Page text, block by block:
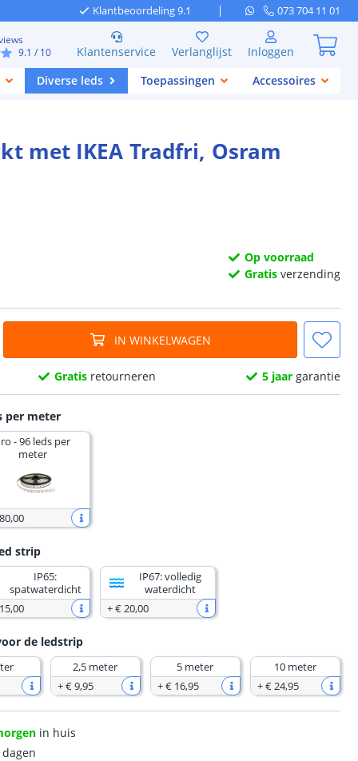
Klantbeoordeling 9.1 073 704 11 01
9.1 / 10 Klantenservice Verlanglijst
Inloggen
Diverse leds Toepassingen Accessoires
met IKEA Tradfri, Osram
Op voorraad
Gratis verzending
IN WINKELWAGEN
Gratis retourneren 5 jaargarantie
per meter
- 96 leds per
meter
,00
strip
IP65:
spatwaterdicht
,00
IP67: volledig
waterdicht
+€ 20,00
de ledstrip
2,5 meter
+€ 9,95
5 meter
+€ 16,95
10 meter
+€ 24,95
in huis